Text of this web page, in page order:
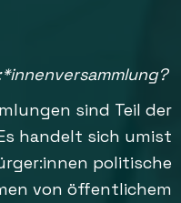
sind Teil der
handelt sich umist
politische
von öffentlichem